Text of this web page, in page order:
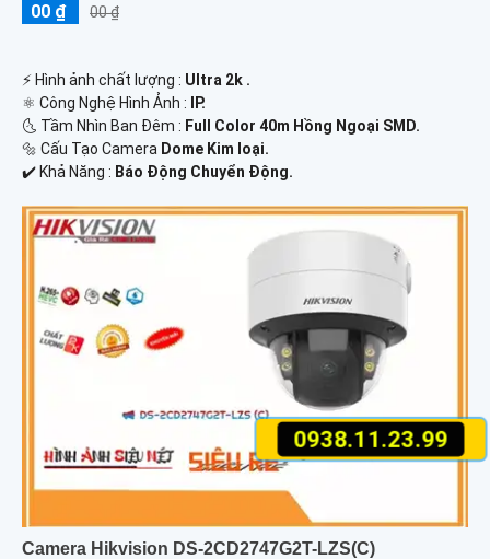
0938.11.23.99
00 ₫ 00 ₫
️⚡ Hình ảnh chất lượng : Ultra 2k .
⚛️ Công Nghệ Hình Ảnh :
IP.
🌜 Tầm Nhìn Ban Đêm : Full Color 40m Hồng Ngoại SMD.
🔩 Cấu Tạo Camera Dome Kim loại.
️✔️ Khả Năng : Báo Động Chuyển Động.
Camera Hikvision DS-2CD2747G2T-LZS(C)